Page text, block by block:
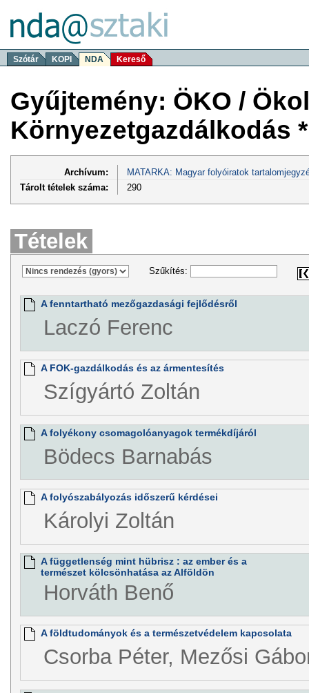
Szótár KOPI NDA Kereső
Gyűjtemény: ÖKO /
Környezetgazdálkodás
Archívum:
MATARKA: Magyar folyóiratok
Tárolt tételek száma:
290
Tételek
Szűkítés:
A fenntartható mezőgazdasági fejlődésről
Laczó Ferenc
A FOK-gazdálkodás és az ármentesítés
Szígyártó Zoltán
A folyékony csomagolóanyagok termékdíjáról
Bödecs Barnabás
A folyószabályozás időszerű kérdései
Károlyi Zoltán
A függetlenség mint hübrisz : az ember és a
természet kölcsönhatása az Alföldön
Horváth Benő
A földtudományok és a természetvédelem kapcsolata
Csorba Péter, Mezősi